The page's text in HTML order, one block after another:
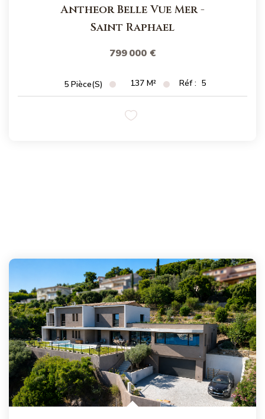
Antheor Belle Vue Mer -
Saint Raphael
799 000 €
5 Pièce(s) 137 M² Réf : 5